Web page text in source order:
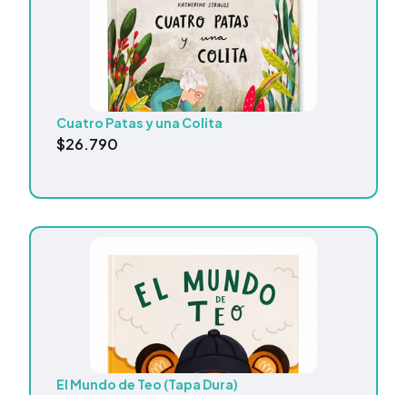
Cuatro Patas y una Colita
$26.790
El Mundo de Teo (Tapa Dura)